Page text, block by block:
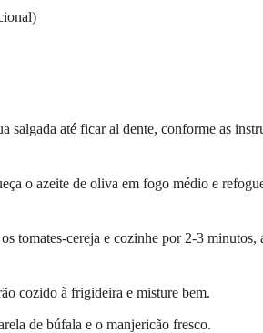
salgada até ficar al dente, conforme as
o azeite de oliva em fogo médio e
tomates-cereja e cozinhe por 2-3 minutos,
cozido à frigideira e misture bem.
de búfala e o manjericão fresco.